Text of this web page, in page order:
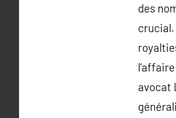
des
crucial.
avocat